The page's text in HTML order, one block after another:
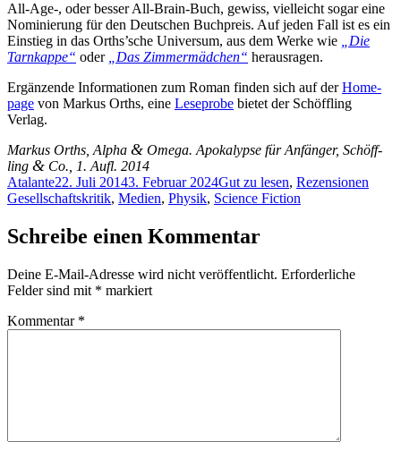
All-Age‑, oder bes­ser All-Brain-Buch, ge­wiss, viel­leicht so­gar ei­ne
No­mi­nie­rung für den Deut­schen Buch­preis. Auf je­den Fall ist es ein
Ein­stieg in das Orths’sche Uni­ver­sum, aus dem Wer­ke wie
„Die
Tarn­kap­pe“ oder „Das Zim­mer­mäd­chen“ herausragen.
Er­gän­zen­de In­for­ma­tio­nen zum Ro­man fin­den sich auf derHome­
page von Mar­kus Orths, ei­ne Le­se­pro­be bie­tet der Schöff­ling
Verlag.
Mar­kus Orths, Al­pha & Ome­ga. Apo­ka­lyp­se für An­fän­ger, Schöff­
ling & Co., 1. Aufl. 2014
Autor
AtalanteVeröffentlicht
am
22. Juli 20143. Februar 2024Kategorien
Gut zu lesen, Rezensionen
Gesellschaftskritik, Medien, Physik, Science Fiction
Schreibe einen Kommentar
Deine E-Mail-Adresse wird nicht veröffentlicht. Erforderliche
Felder sind mit * markiert
Kommentar *